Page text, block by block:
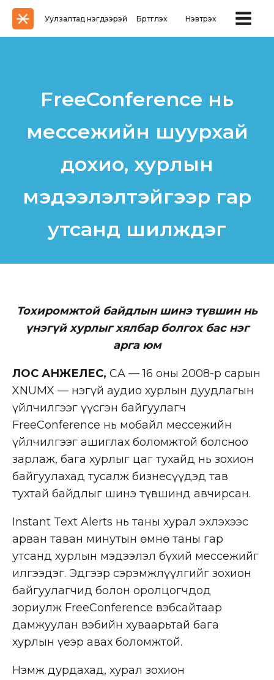
Уулзалтад нэгдээрэй Бүртгүүлэх Нэвтрэх
FreeConference нь
мессежийн шуурхай
дохио, хурлын
мэдээлэлтэйгээр гар
утсанд шилждэг
Тохиромжтой байдлын шинэ түвшин нь
үнэгүй хурлыг хялбар болгох бас нэг
арга юм
ЛОС АНЖЕЛЕС, CA — 16 оны 2008-р сарын
XNUMX — Үнэгүй аудио хурлын дуудлагын
үйлчилгээг үүсгэн байгуулагч
FreeConference нь мобайл мессежийн
үйлчилгээг ашиглах боломжтой болсноо
зарлаж, бага хурлыг цаг тухайд нь зохион
байгуулахад тусалж бизнесүүдэд тав
тухтай байдлыг шинэ түвшинд авчирсан.
Instant Text Alerts нь таны хурал эхлэхээс
арван таван минутын өмнө таны гар
утсанд хурлын мэдээлэл бүхий мессежийг
илгээдэг. Эдгээр сэрэмжлүүлгийг зохион
байгуулагчид болон оролцогчдод
зориулж FreeConference вэбсайтаар
дамжуулан вэбийн хуваарьтай бага
хурлын үеэр авах боломжтой.
Нэмж дурдахад, хурал зохион